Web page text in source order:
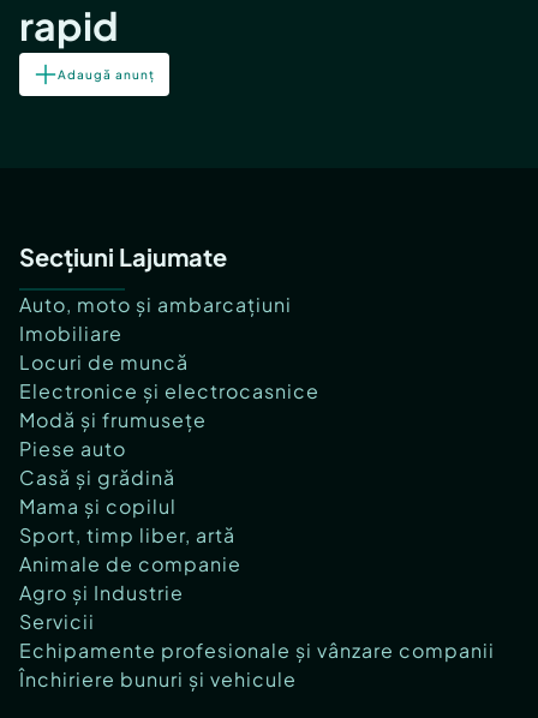
rapid
Adaugă anunț
Secțiuni Lajumate
Auto, moto și ambarcațiuni
Imobiliare
Locuri de muncă
Electronice și electrocasnice
Modă și frumusețe
Piese auto
Casă și grădină
Mama și copilul
Sport, timp liber, artă
Animale de companie
Agro și Industrie
Servicii
Echipamente profesionale și vânzare companii
Închiriere bunuri și vehicule